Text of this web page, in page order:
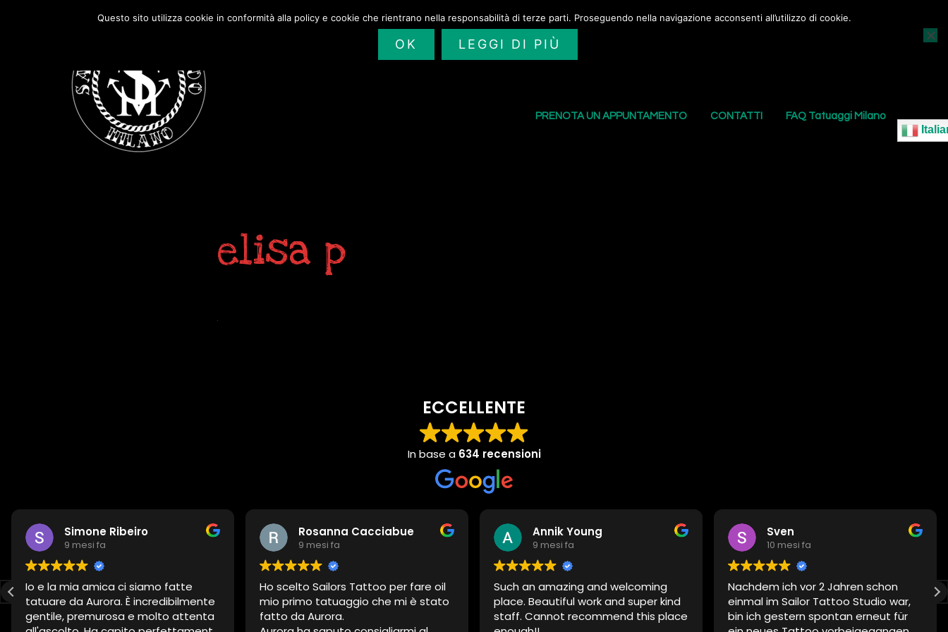
SAILORS TATTOO I NOSTRI TATUAGGI
PRENOTA UN APPUNTAMENTO CONTATTI FAQ Tatuaggi Milano
elisa p
ECCELLENTE
In base a 634 recensioni
Simone Ribeiro
9 mesi fa
Io e la mia amica ci siamo fatte
tatuare da Aurora. È incredibilmente
gentile, premurosa e molto attenta
Rosanna Cacciabue
9 mesi fa
Ho scelto Sailors Tattoo per fare oil
mio primo tatuaggio che mi è stato
fatto da Aurora.
Annik Young
9 mesi fa
Such an amazing and welcoming
place. Beautiful work and super kind
staff. Cannot recommend this place
Sven
10 mesi fa
Nachdem ich vor 2 Jahren schon
einmal im Sailor Tattoo Studio war,
bin ich gestern spontan erneut für
Questo sito utilizza cookie in conformità alla policy e cookie che rientrano nella responsabilità di terze parti. Proseguendo nella navigazione acconsenti all’utilizzo di cookie.
OK LEGGI DI PIÙ